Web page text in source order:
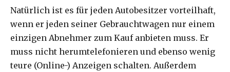
Natürlich ist es für jeden Autobesitzer vorteilhaft,
wenn er jeden seiner Gebrauchtwagen nur einem
einzigen Abnehmer zum Kauf anbieten muss. Er
muss nicht herumtelefonieren und ebenso wenig
teure (Online-) Anzeigen schalten. Außerdem